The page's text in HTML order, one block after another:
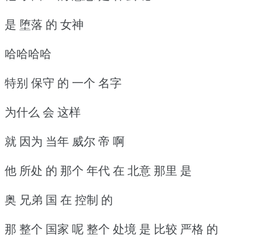
是 堕落 的 女神
哈哈哈哈
特别 保守 的 一个 名字
为什么 会 这样
就 因为 当年 威尔 帝 啊
他 所处 的 那个 年代 在 北意 那里 是
奥 兄弟 国 在 控制 的
那 整个 国家 呢 整个 处境 是 比较 严格 的